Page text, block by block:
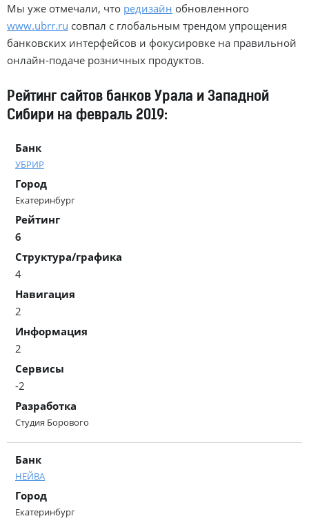
Мы уже отмечали, что редизайн обновленного
www.ubrr.ru совпал с глобальным трендом упрощения
банковских интерфейсов и фокусировке на правильной
онлайн-подаче розничных продуктов.
Рейтинг сайтов банков Урала и Западной
Сибири на февраль 2019:
Банк
УБРИР
Город
Екатеринбург
Рейтинг
6
Структура/графика
4
Навигация
2
Информация
2
Сервисы
-2
Разработка
Студия Борового
Банк
НЕЙВА
Город
Екатеринбург